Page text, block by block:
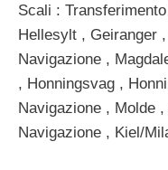
Scali :
Hellesylt , Geiranger
Navigazione ,
, Honningsvag ,
Navigazione , Molde
Navigazione , Kiel/